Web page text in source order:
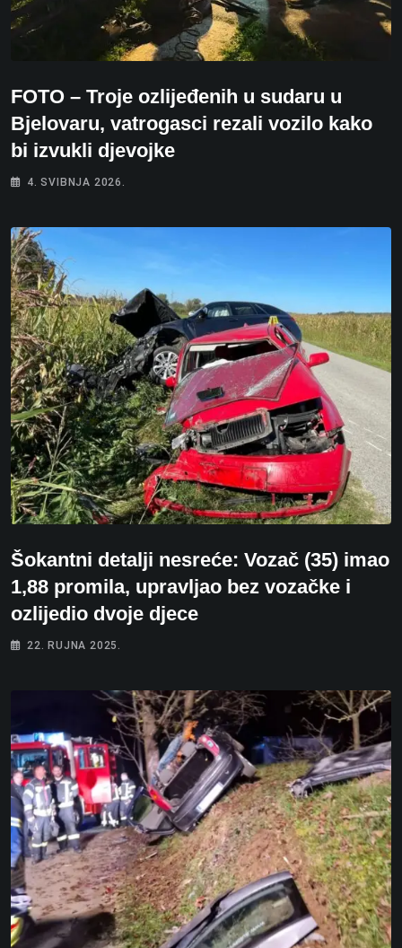
FOTO – Troje ozlijeđenih u sudaru u
Bjelovaru, vatrogasci rezali vozilo kako
bi izvukli djevojke
4. SVIBNJA 2026.
Šokantni detalji nesreće: Vozač (35) imao
1,88 promila, upravljao bez vozačke i
ozlijedio dvoje djece
22. RUJNA 2025.